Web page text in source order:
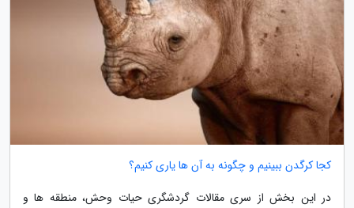
کجا کرگدن ببینیم و چگونه به آن ها یاری کنیم؟
در این بخش از سری مقالات گردشگری حیات وحش، منطقه ها و